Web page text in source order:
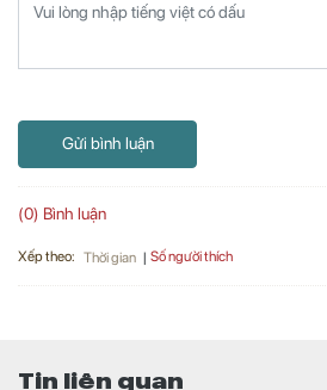
Gửi bình luận
(0) Bình luận
Xếp theo: Thời gian Số người thích
Tin liên quan